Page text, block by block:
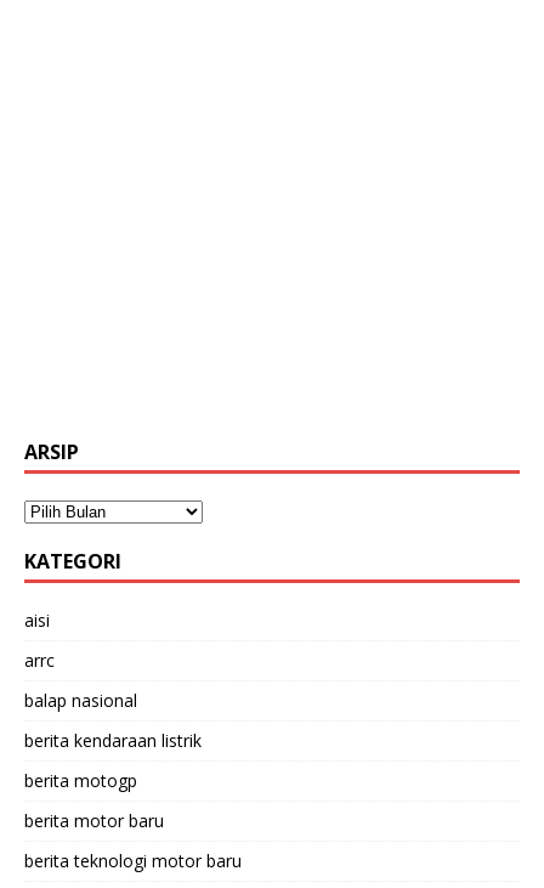
ARSIP
KATEGORI
aisi
arrc
balap nasional
berita kendaraan listrik
berita motogp
berita motor baru
berita teknologi motor baru